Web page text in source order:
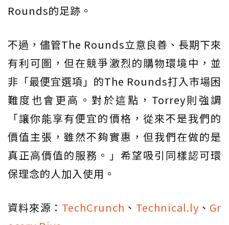
Rounds的足跡。
不過，儘管The Rounds立意良善、長期下來
有利可圖，但在競爭激烈的購物環境中，並
非「最便宜選項」的The Rounds打入市場困
難度也會更高。對於這點，Torrey則強調
「讓你能享有便宜的價格，從來不是我們的
價值主張，雖然不夠實惠，但我們在做的是
真正高價值的服務。」希望吸引同樣認可環
保理念的人加入使用。
資料來源： TechCrunch 、 Technical.ly 、 Gr